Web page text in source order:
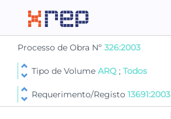
Processo de Obra Nº 326:2003
Tipo de Volume ARQ ; Todos
Requerimento/Registo 13691:2003